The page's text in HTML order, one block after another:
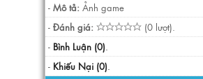
- Mô tả: Ảnh game
- Đánh giá:
(0 lượt).
- Bình Luận (0).
- Khiếu Nại (0).